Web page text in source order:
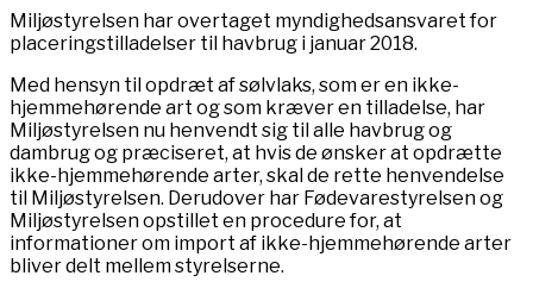
Miljøstyrelsen har overtaget myndighedsansvaret for
placeringstilladelser til havbrug i januar 2018.
Med hensyn til opdræt af sølvlaks, som er en ikke-
hjemmehørende art og som kræver en tilladelse, har
Miljøstyrelsen nu henvendt sig til alle havbrug og
dambrug og præciseret, at hvis de ønsker at opdrætte
ikke-hjemmehørende arter, skal de rette henvendelse
til Miljøstyrelsen. Derudover har Fødevarestyrelsen og
Miljøstyrelsen opstillet en procedure for, at
informationer om import af ikke-hjemmehørende arter
bliver delt mellem styrelserne.